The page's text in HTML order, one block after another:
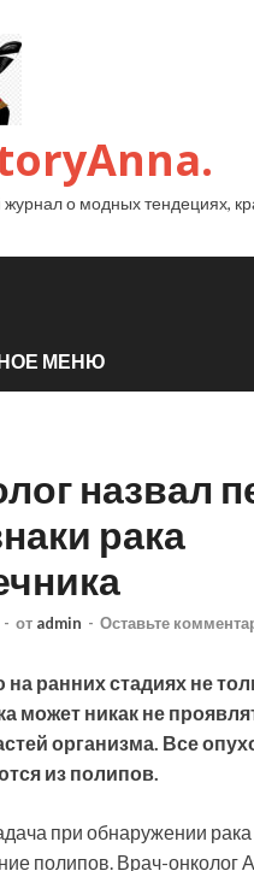
о модных тендециях,
МЕНЮ
назвал
рака
- от admin - Оставьте
на ранних стадиях не
может никак не
организма. Все
из полипов.
при обнаружении
полипов. Врач-онколог